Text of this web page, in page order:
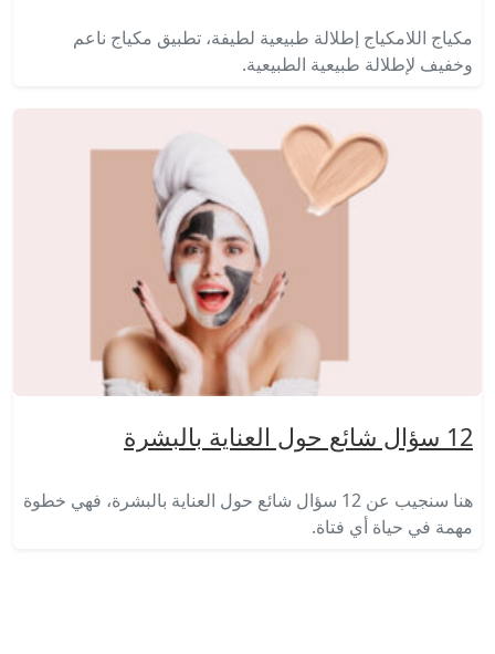
مكياج اللامكياج إطلالة طبيعية لطيفة، تطبيق مكياج ناعم
وخفيف لإطلالة طبيعية الطبيعية.
12 سؤال شائع حول العناية بالبشرة
هنا سنجيب عن 12 سؤال شائع حول العناية بالبشرة، فهي خطوة
مهمة في حياة أي فتاة.